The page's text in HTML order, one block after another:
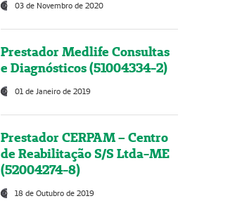
03 de Novembro de 2020
Prestador Medlife Consultas
e Diagnósticos (51004334-2)
01 de Janeiro de 2019
Prestador CERPAM – Centro
de Reabilitação S/S Ltda-ME
(52004274-8)
18 de Outubro de 2019